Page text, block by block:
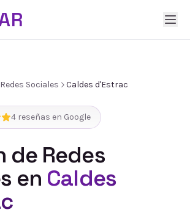
Sociales Caldes d'Estrac
4 reseñas en Google
de Redes
en Caldes